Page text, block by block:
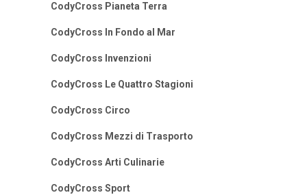
CodyCross Pianeta Terra
CodyCross In Fondo al Mar
CodyCross Invenzioni
CodyCross Le Quattro Stagioni
CodyCross Circo
CodyCross Mezzi di Trasporto
CodyCross Arti Culinarie
CodyCross Sport